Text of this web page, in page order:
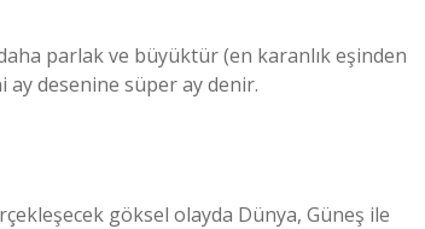
parlak ve büyüktür (en karanlık eşinden
ay desenine süper ay denir.
göksel olayda Dünya, Güneş ile